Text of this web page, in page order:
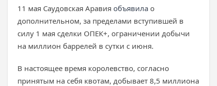
11 мая Саудовская Аравия объявила о
дополнительном, за пределами вступившей в
силу 1 мая сделки ОПЕК+, ограничении добычи
на миллион баррелей в сутки с июня.
В настоящее время королевство, согласно
принятым на себя квотам, добывает 8,5 миллиона